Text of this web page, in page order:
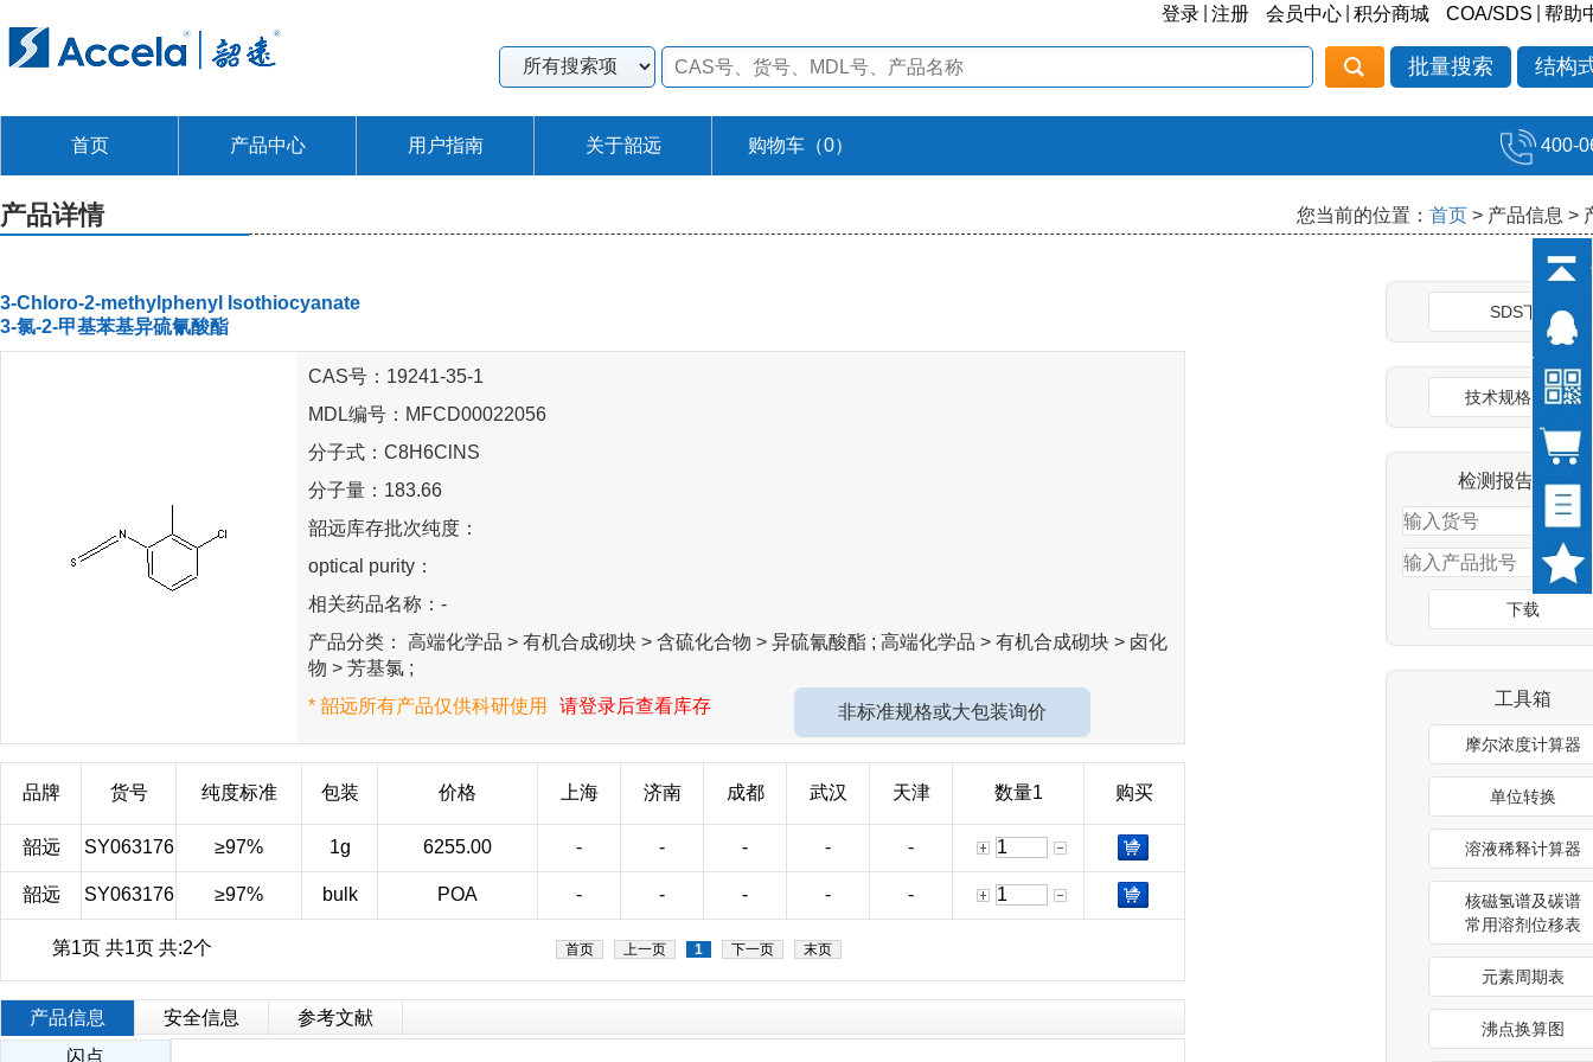
登录 注册 会员中心 积分商城 COA/SDS 帮助
批量搜索 结构
首页 产品中心 用户指南 关于韶远 购物车（0） 400-
产品详情 您当前的位置： 首页 > 产品信息 >
3-Chloro-2-methylphenyl Isothiocyanate
3-氯-2-甲基苯基异硫氰酸酯
CAS号：19241-35-1
MDL编号：MFCD00022056
分子式：C8H6ClNS
分子量：183.66
韶远库存批次纯度：
optical purity：
相关药品名称：-
产品分类： 高端化学品 > 有机合成砌块 > 含硫化合物 > 异硫氰酸酯 ; 高端化学品 > 有机合成砌块 > 卤化
物 > 芳基氯 ;
* 韶远所有产品仅供科研使用
请登录后查看库存 非标准规格或大包装询价
品牌 货号 纯度标准 包装 价格 上海 济南 成都 武汉 天津 数量1 购买
韶远 SY063176 ≥97% 1g 6255.00 - - - - -
韶远 SY063176 ≥97% bulk POA - - - - -
首页 上一页 1 下一页 末页
第1页 共1页 共:2个
产品信息 安全信息
参考文献
闪点
SDS下载
技术规格说明书
检测报告(COA)
下载
工具箱
摩尔浓度计算器
单位转换
溶液稀释计算器
核磁氢谱及碳谱
常用溶剂位移表
元素周期表
沸点换算图